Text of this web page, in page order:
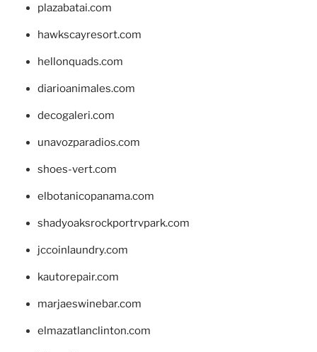
plazabatai.com
hawkscayresort.com
hellonquads.com
diarioanimales.com
decogaleri.com
unavozparadios.com
shoes-vert.com
elbotanicopanama.com
shadyoaksrockportrvpark.com
jccoinlaundry.com
kautorepair.com
marjaeswinebar.com
elmazatlanclinton.com